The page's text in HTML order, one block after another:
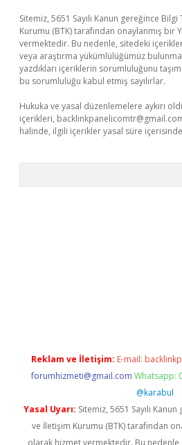
Sitemiz, 5651 Sayılı Kanun gereğince
Kurumu (BTK) tarafından onaylanmış bir
vermektedir. Bu nedenle, sitedeki
veya araştırma yükümlülüğümüz
yazdıkları içeriklerin sorumluluğunu
bu sorumluluğu kabul etmiş sayılırlar.
Hukuka ve yasal düzenlemelere aykırı
içerikleri,
halinde, ilgili içerikler yasal süre
Reklam ve İletişim: E-mail:
forumhizmeti@gmail.com Whatsapp:
@karabul
Yasal Uyarı: Sitemiz, 5651 Sayılı
ve İletişim Kurumu (BTK) tarafından
olarak hizmet vermektedir. Bu